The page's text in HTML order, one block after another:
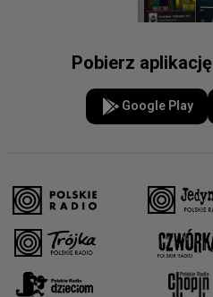
Pobierz
Google Play